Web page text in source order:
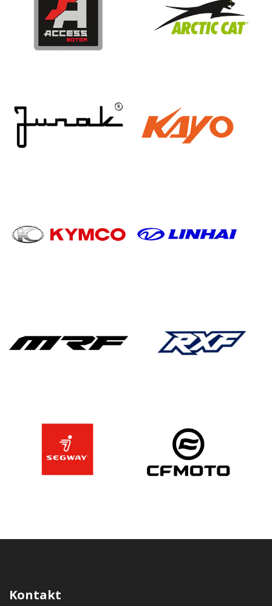
Kontakt